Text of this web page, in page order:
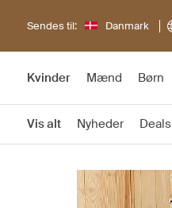
Sendes til: Danmark
Kvinder Mænd Børn
Vis alt Nyheder Deals